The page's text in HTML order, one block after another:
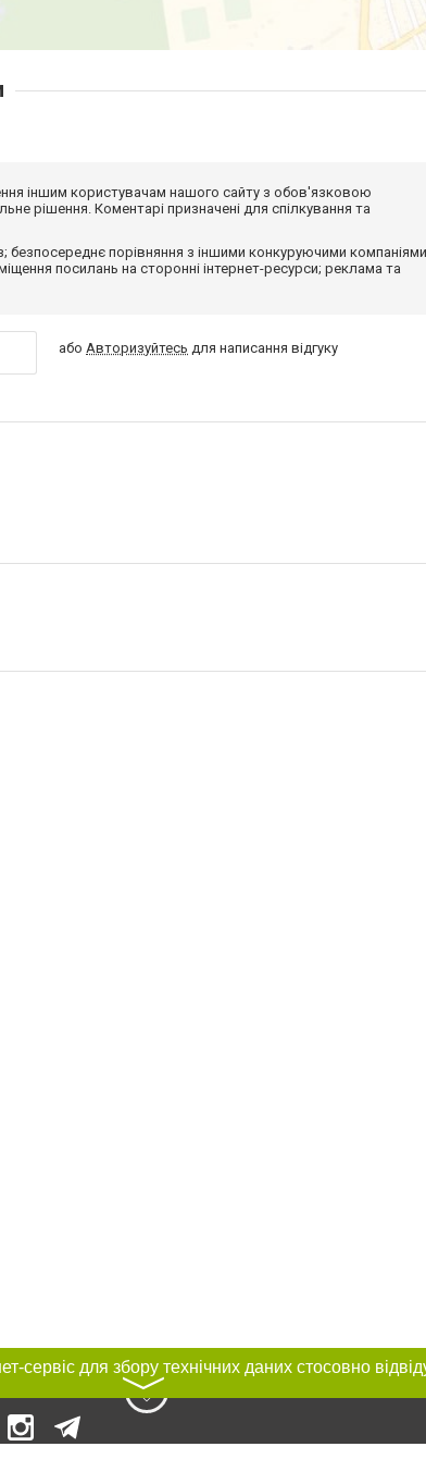
іншим користувачам нашого сайту з обов'язковою
рішення. Коментарі призначені для спілкування та
порівняння з іншими конкуруючими
посилань на сторонні інтернет-ресурси; реклама та
абоАвторизуйтесь для написання відгуку
〉